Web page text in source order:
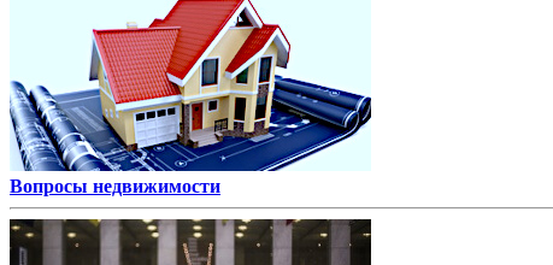
Вопросы недвижимости